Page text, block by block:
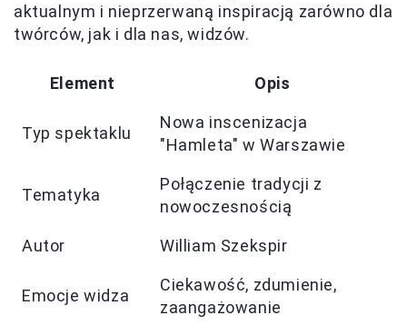
aktualnym i nieprzerwaną inspiracją zarówno dla
twórców, jak i dla nas, widzów.
Element Opis
Typ spektaklu
Nowa inscenizacja
"Hamleta" w Warszawie
Tematyka
Połączenie tradycji z
nowoczesnością
Autor William Szekspir
Emocje widza
Ciekawość, zdumienie,
zaangażowanie